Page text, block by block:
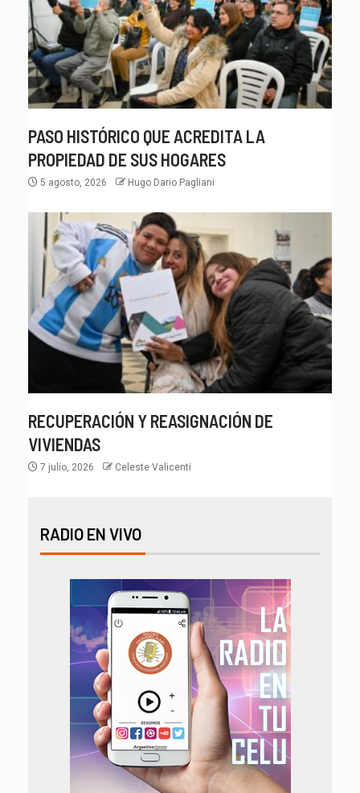
PASO HISTÓRICO QUE ACREDITA LA
PROPIEDAD DE SUS HOGARES
5 agosto, 2026 Hugo Dario Pagliani
RECUPERACIÓN Y REASIGNACIÓN DE
VIVIENDAS
7 julio, 2026 Celeste Valicenti
RADIO EN VIVO